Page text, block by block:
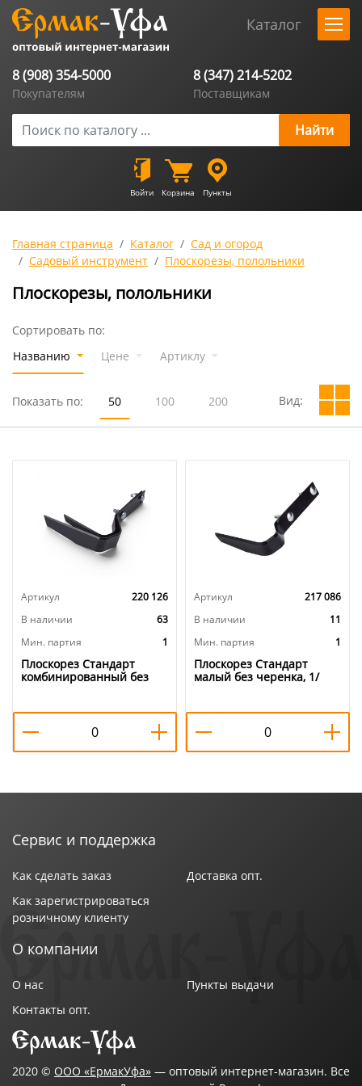
Каталог
8 (908) 354-5000
Покупателям
8 (347) 214-5202
Поставщикам
Войти Корзина Пункты
Главная страница Каталог
Сад и огород
Садовый инструмент
Плоскорезы, полольники
Плоскорезы, полольники
Сортировать по:
Названию
Цене Артиклу
Показать по: 50 100 200 Вид:
Артикул
220 126
В наличии
63
Мин. партия
1
Плоскорез Стандарт
комбинированный без
Артикул
217 086
В наличии
11
Мин. партия
1
Плоскорез Стандарт
малый без черенка, 1/
Сервис и поддержка
Как сделать заказ
Как зарегистрироваться
розничному клиенту
Доставка опт.
О компании
О нас
Контакты опт.
Пункты выдачи
2020 © ООО «ЕрмакУфа» — оптовый интернет-магазин. Все